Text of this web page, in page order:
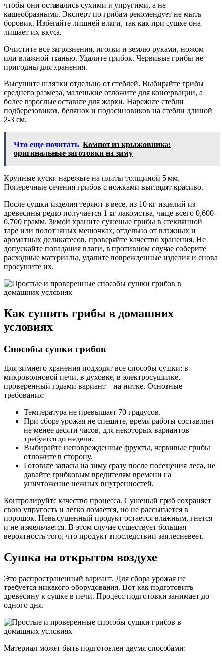
чтобы они оставались сухими и упругими, а не
кашеобразными. Эксперт по грибам рекомендует не мыть
боровик. Избегайте лишней влаги, так как при сушке она
лишает их вкуса.
Очистите все загрязнения, иголки и землю руками, ножом
или влажной тканью. Удалите грибок. Червивые грибы не
пригодны для хранения.
Высушите шляпки отдельно от стеблей. Выбирайте грибы
среднего размера, маленькие отложите для консервации, а
более взрослые оставьте для жарки. Нарежьте стебли
подберезовиков, белянок и подосиновиков на стебли длиной
2-3 см.
Что еще почитать Компот из крыжовника:
оригинальные заготовки на зиму
Крупные куски нарежьте на плиты толщиной 5 мм.
Поперечные сечения грибов с ножками выглядят красиво.
После сушки изделия теряют в весе, из 10 кг изделий из
древесины редко получается 1 кг лакомства, чаще всего 0,600-
0,700 грамм. Зимой храните сушеные грибы в стеклянной
таре или полотняных мешочках, отдельно от влажных и
ароматных деликатесов, проверяйте качество хранения. Не
допускайте попадания влаги, в противном случае соберите
расходные материалы, удалите поврежденные изделия и снова
просушите их.
Как сушить грибы в домашних
условиях
Способы сушки грибов
Для зимнего хранения подходят все способы сушки: в
микроволновой печи, в духовке, в электросушилке,
проверенный годами вариант – на нитке. Основные
требования:
Температура не превышает 70 градусов.
При сборе урожая не спешите, время работы составляет
не менее десяти часов, для некоторых вариантов
требуется до недели.
Выбирайте неповрежденные фрукты, червивые грибы
отложите в сторону.
Готовьте запасы на зиму сразу после посещения леса, не
давайте грибковым вредителям времени на
уничтожение нежных внутренностей.
Контролируйте качество процесса. Сушеный гриб сохраняет
свою упругость и легко ломается, но не рассыпается в
порошок. Невысушенный продукт остается влажным, гнется
и не измельчается. В этом случае существует большая
вероятность того, что продукт впоследствии заплесневеет.
Сушка на открытом воздухе
Это распространенный вариант. Для сбора урожая не
требуется никакого оборудования. Вот как подготовить
древесину к сушке в печи. Процесс подготовки занимает до
одного дня.
Материал может быть подготовлен двумя способами: